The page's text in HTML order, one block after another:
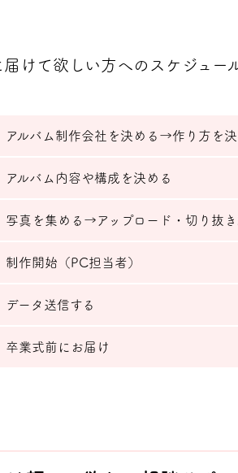
けて欲しい方へのスケジュー
アルバム制作会社を決める→作り方を
アルバム内容や構成を決める
写真を集める→アップロード・切り抜き
制作開始（PC担当者）
データ送信する
卒業式前にお届け